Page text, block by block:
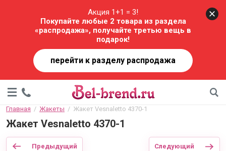
Акция 1+1 = 3!
Покупайте любые 2 товара из раздела
«распродажа», получайте третью вещь в
подарок!
перейти к разделу распродажа
Главная
  /
Жакеты
  /  Жакет Vesnaletto 4370-1
Жакет Vesnaletto 4370-1
Предыдущий Следующий